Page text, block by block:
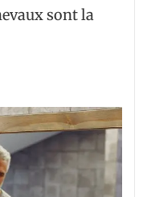
sont la